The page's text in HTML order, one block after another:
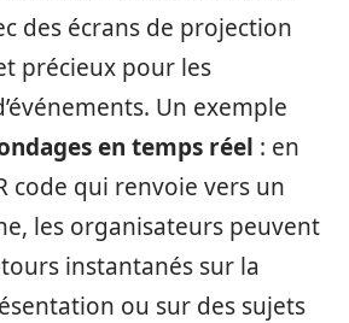
des écrans de projection
précieux pour les
Un exemple
en temps réel : en
code qui renvoie vers un
les organisateurs peuvent
instantanés sur la
ou sur des sujets